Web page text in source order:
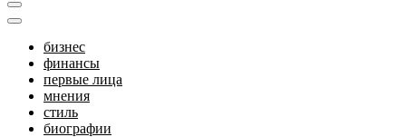
бизнес
финансы
первые лица
мнения
стиль
биографии